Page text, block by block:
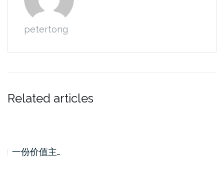
petertong
Related articles
一份价值主…